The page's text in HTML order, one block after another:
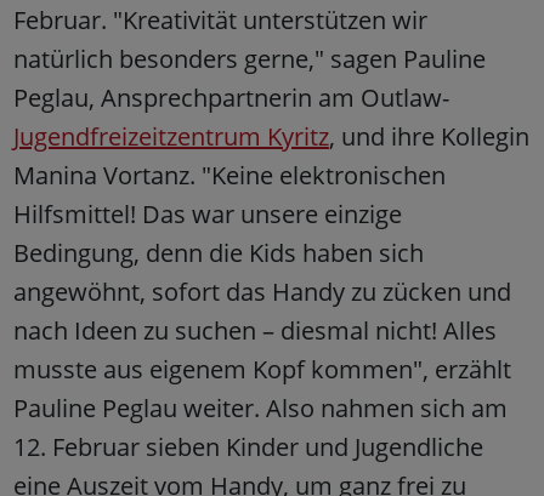
Februar. "Kreativität unterstützen wir
natürlich besonders gerne," sagen Pauline
Peglau, Ansprechpartnerin am Outlaw-
Jugendfreizeitzentrum Kyritz, und ihre Kollegin
Manina Vortanz. "Keine elektronischen
Hilfsmittel! Das war unsere einzige
Bedingung, denn die Kids haben sich
angewöhnt, sofort das Handy zu zücken und
nach Ideen zu suchen – diesmal nicht! Alles
musste aus eigenem Kopf kommen", erzählt
Pauline Peglau weiter. Also nahmen sich am
12. Februar sieben Kinder und Jugendliche
eine Auszeit vom Handy, um ganz frei zu